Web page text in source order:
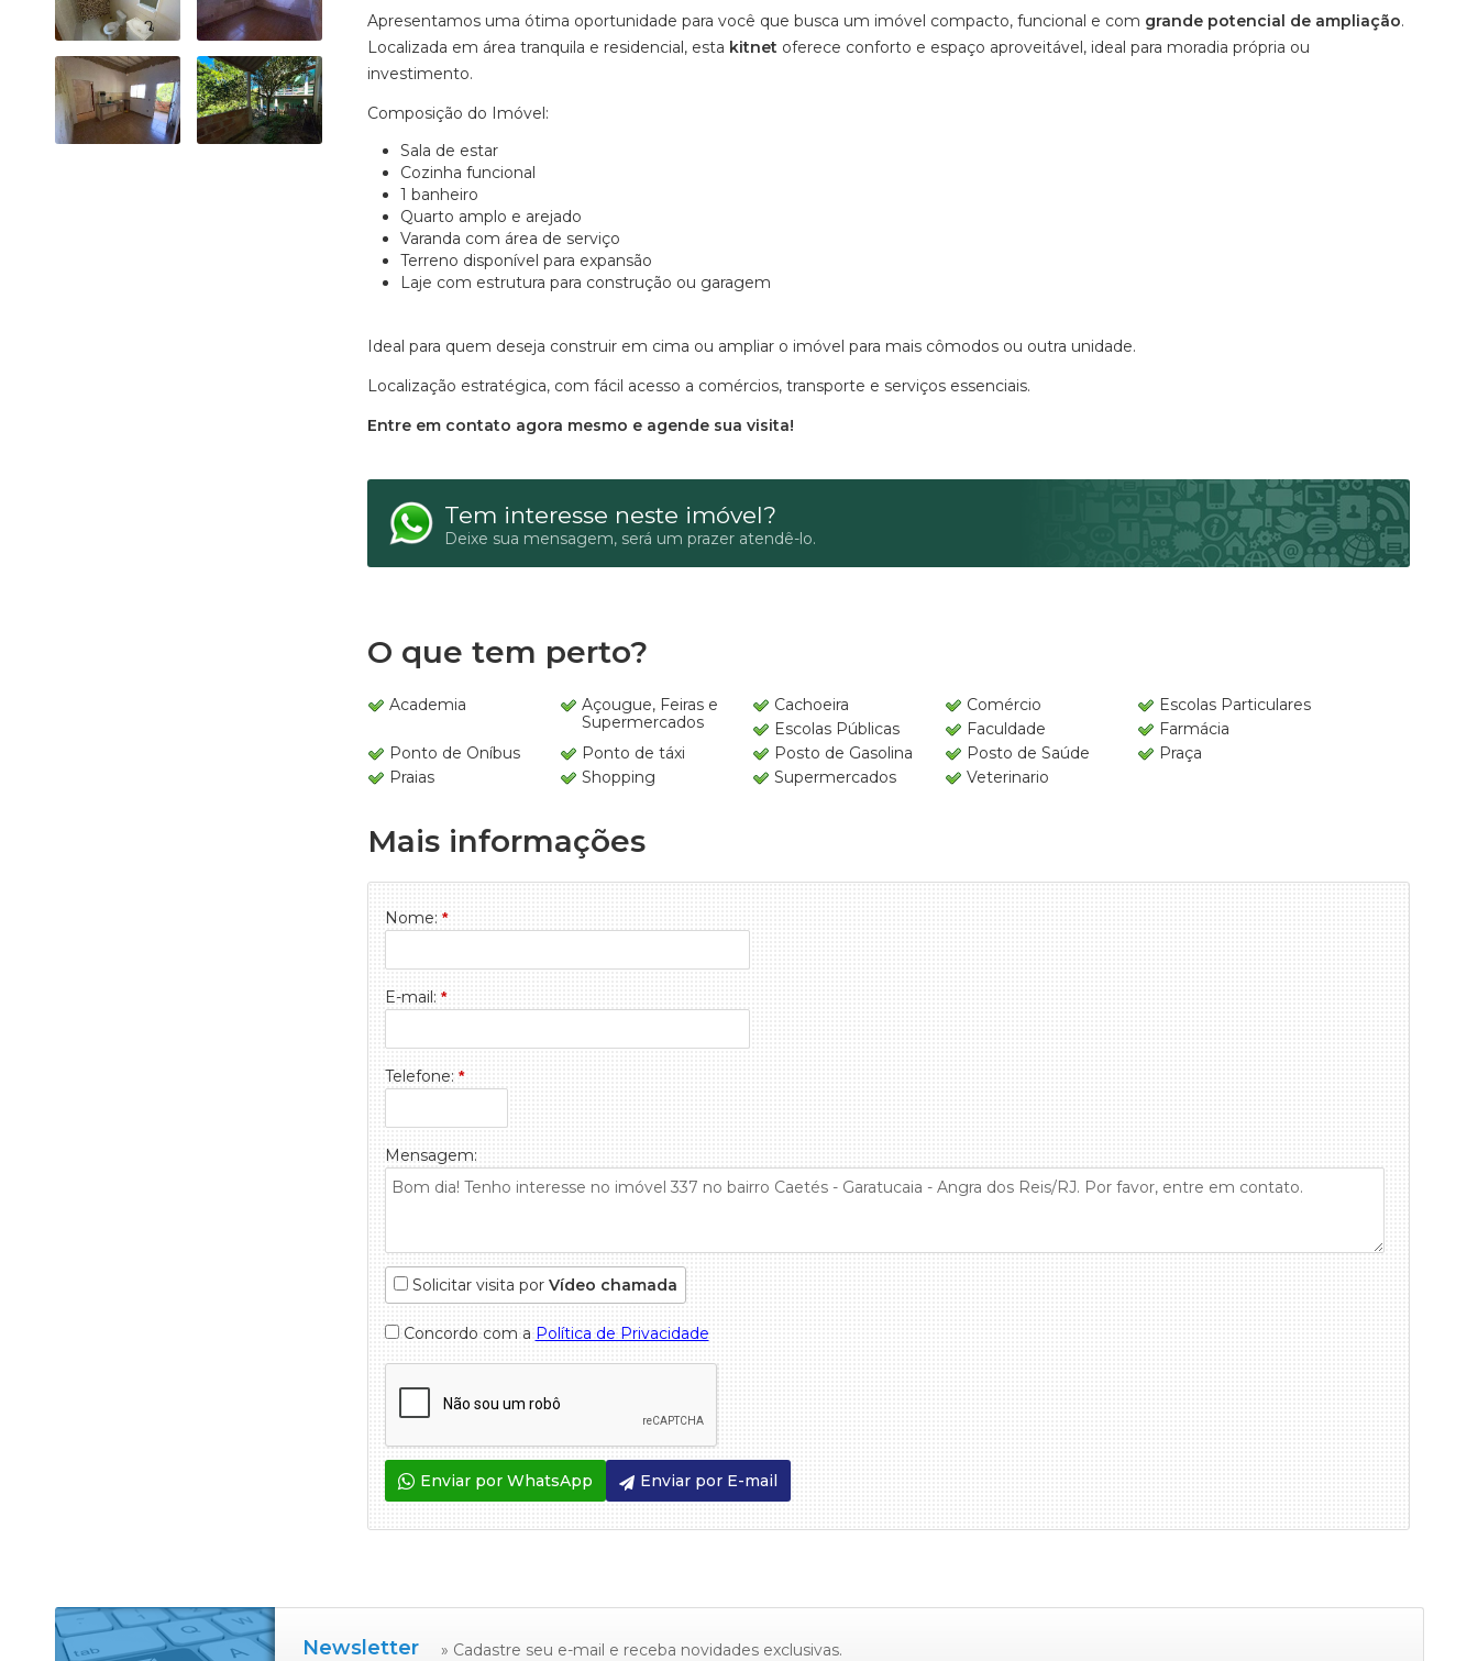
Apresentamos uma ótima oportunidade para você que busca um imóvel compacto, funcional e com grande potencial de ampliação.
Localizada em área tranquila e residencial, esta kitnet oferece conforto e espaço aproveitável, ideal para moradia própria ou
investimento.
Composição do Imóvel:
Sala de estar
Cozinha funcional
1 banheiro
Quarto amplo e arejado
Varanda com área de serviço
Terreno disponível para expansão
Laje com estrutura para construção ou garagem
Ideal para quem deseja construir em cima ou ampliar o imóvel para mais cômodos ou outra unidade.
Localização estratégica, com fácil acesso a comércios, transporte e serviços essenciais.
Entre em contato agora mesmo e agende sua visita!
Tem interesse neste imóvel?
Deixe sua mensagem, será um prazer atendê-lo.
O que tem perto?
Academia
Açougue, Feiras e
Supermercados
Cachoeira Comércio
Escolas Particulares
Escolas Públicas
Faculdade
Farmácia
Ponto de Oníbus
Ponto de táxi Posto de Gasolina Posto de Saúde
Praça
Praias
Shopping Supermercados Veterinario
Mais informações
Nome: *
E-mail: *
Telefone: *
Mensagem:
Solicitar visita por Vídeo chamada
Concordo com a Política de Privacidade
Enviar por WhatsApp Enviar por E-mail
Newsletter » Cadastre seu e-mail e receba novidades exclusivas.